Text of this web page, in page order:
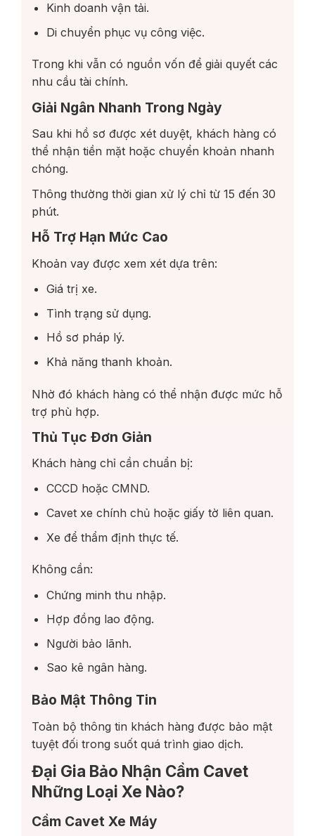
Kinh doanh vận tải.
Di chuyển phục vụ công việc.
Trong khi vẫn có nguồn vốn để giải quyết các
nhu cầu tài chính.
Giải Ngân Nhanh Trong Ngày
Sau khi hồ sơ được xét duyệt, khách hàng có
thể nhận tiền mặt hoặc chuyển khoản nhanh
chóng.
Thông thường thời gian xử lý chỉ từ 15 đến 30
phút.
Hỗ Trợ Hạn Mức Cao
Khoản vay được xem xét dựa trên:
Giá trị xe.
Tình trạng sử dụng.
Hồ sơ pháp lý.
Khả năng thanh khoản.
Nhờ đó khách hàng có thể nhận được mức hỗ
trợ phù hợp.
Thủ Tục Đơn Giản
Khách hàng chỉ cần chuẩn bị:
CCCD hoặc CMND.
Cavet xe chính chủ hoặc giấy tờ liên quan.
Xe để thẩm định thực tế.
Không cần:
Chứng minh thu nhập.
Hợp đồng lao động.
Người bảo lãnh.
Sao kê ngân hàng.
Bảo Mật Thông Tin
Toàn bộ thông tin khách hàng được bảo mật
tuyệt đối trong suốt quá trình giao dịch.
Đại Gia Bảo Nhận Cầm Cavet
Những Loại Xe Nào?
Cầm Cavet Xe Máy